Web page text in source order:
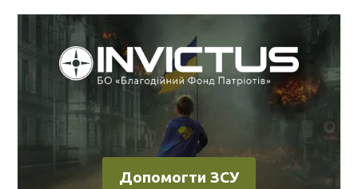
Допомогти ЗСУ